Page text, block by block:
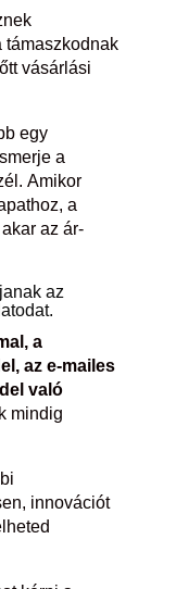
támaszkodnak
vásárlási
egy
a
Amikor
a
az ár-
az
a
az e-mailes
való
mindig
innovációt